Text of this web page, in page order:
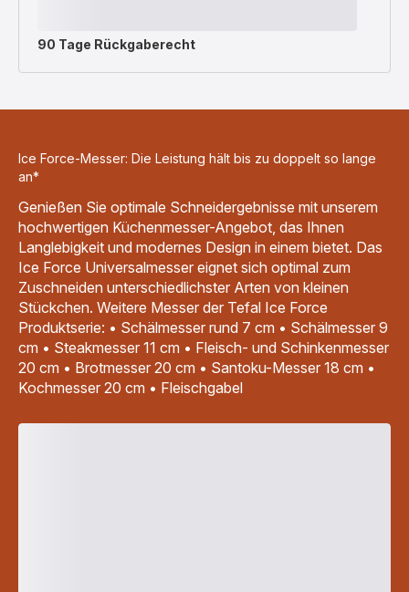
90 Tage Rückgaberecht
Ice Force-Messer: Die Leistung hält bis zu doppelt so lange
an*
Genießen Sie optimale Schneidergebnisse mit unserem
hochwertigen Küchenmesser-Angebot, das Ihnen
Langlebigkeit und modernes Design in einem bietet. Das
Ice Force Universalmesser eignet sich optimal zum
Zuschneiden unterschiedlichster Arten von kleinen
Stückchen. Weitere Messer der Tefal Ice Force
Produktserie: • Schälmesser rund 7 cm • Schälmesser 9
cm • Steakmesser 11 cm • Fleisch- und Schinkenmesser
20 cm • Brotmesser 20 cm • Santoku-Messer 18 cm •
Kochmesser 20 cm • Fleischgabel